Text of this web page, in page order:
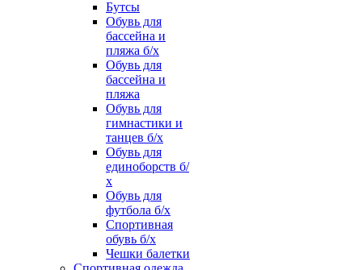
Бутсы
Обувь для
бассейна и
пляжа б/х
Обувь для
бассейна и
пляжа
Обувь для
гимнастики и
танцев б/х
Обувь для
единоборств б/
х
Обувь для
футбола б/х
Спортивная
обувь б/х
Чешки балетки